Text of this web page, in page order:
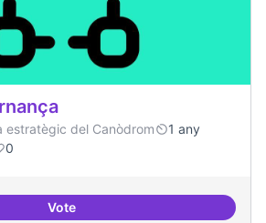
estratègic del Canòdrom
1 any
0
VoteCures i governança